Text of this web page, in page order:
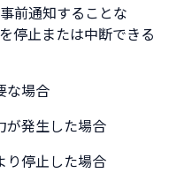
前通知することな
停止または中断できる
な場合
が発生した場合
り停止した場合